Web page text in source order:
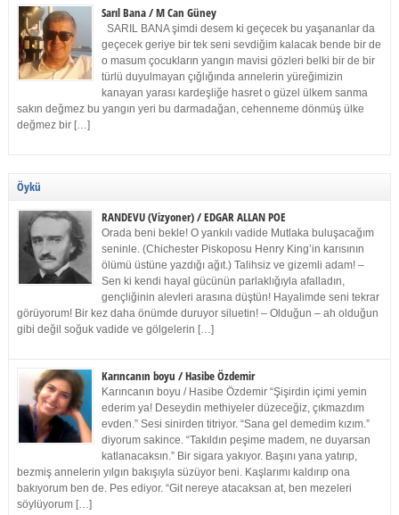
Sarıl Bana / M Can Güney
SARIL BANA şimdi desem ki geçecek bu yaşananlar da
geçecek geriye bir tek seni sevdiğim kalacak bende bir de
o masum çocukların yangın mavisi gözleri belki bir de bir
türlü duyulmayan çığlığında annelerin yüreğimizin
kanayan yarası kardeşliğe hasret o güzel ülkem sanma
sakın değmez bu yangın yeri bu darmadağan, cehenneme dönmüş ülke
değmez bir […]
Öykü
RANDEVU (Vizyoner) / EDGAR ALLAN POE
Orada beni bekle! O yankılı vadide Mutlaka buluşacağım
seninle. (Chichester Piskoposu Henry King’in karısının
ölümü üstüne yazdığı ağıt.) Talihsiz ve gizemli adam! –
Sen ki kendi hayal gücünün parlaklığıyla afalladın,
gençliğinin alevleri arasına düştün! Hayalimde seni tekrar
görüyorum! Bir kez daha önümde duruyor siluetin! – Olduğun – ah olduğun
gibi değil soğuk vadide ve gölgelerin […]
Karıncanın boyu / Hasibe Özdemir
Karıncanın boyu / Hasibe Özdemir “Şişirdin içimi yemin
ederim ya! Deseydin methiyeler düzeceğiz, çıkmazdım
evden.” Sesi sinirden titriyor. “Sana gel demedim kızım.”
diyorum sakince. “Takıldın peşime madem, ne duyarsan
katlanacaksın.” Bir sigara yakıyor. Başını yana yatırıp,
bezmiş annelerin yılgın bakışıyla süzüyor beni. Kaşlarımı kaldırıp ona
bakıyorum ben de. Pes ediyor. “Git nereye atacaksan at, ben mezeleri
söylüyorum […]